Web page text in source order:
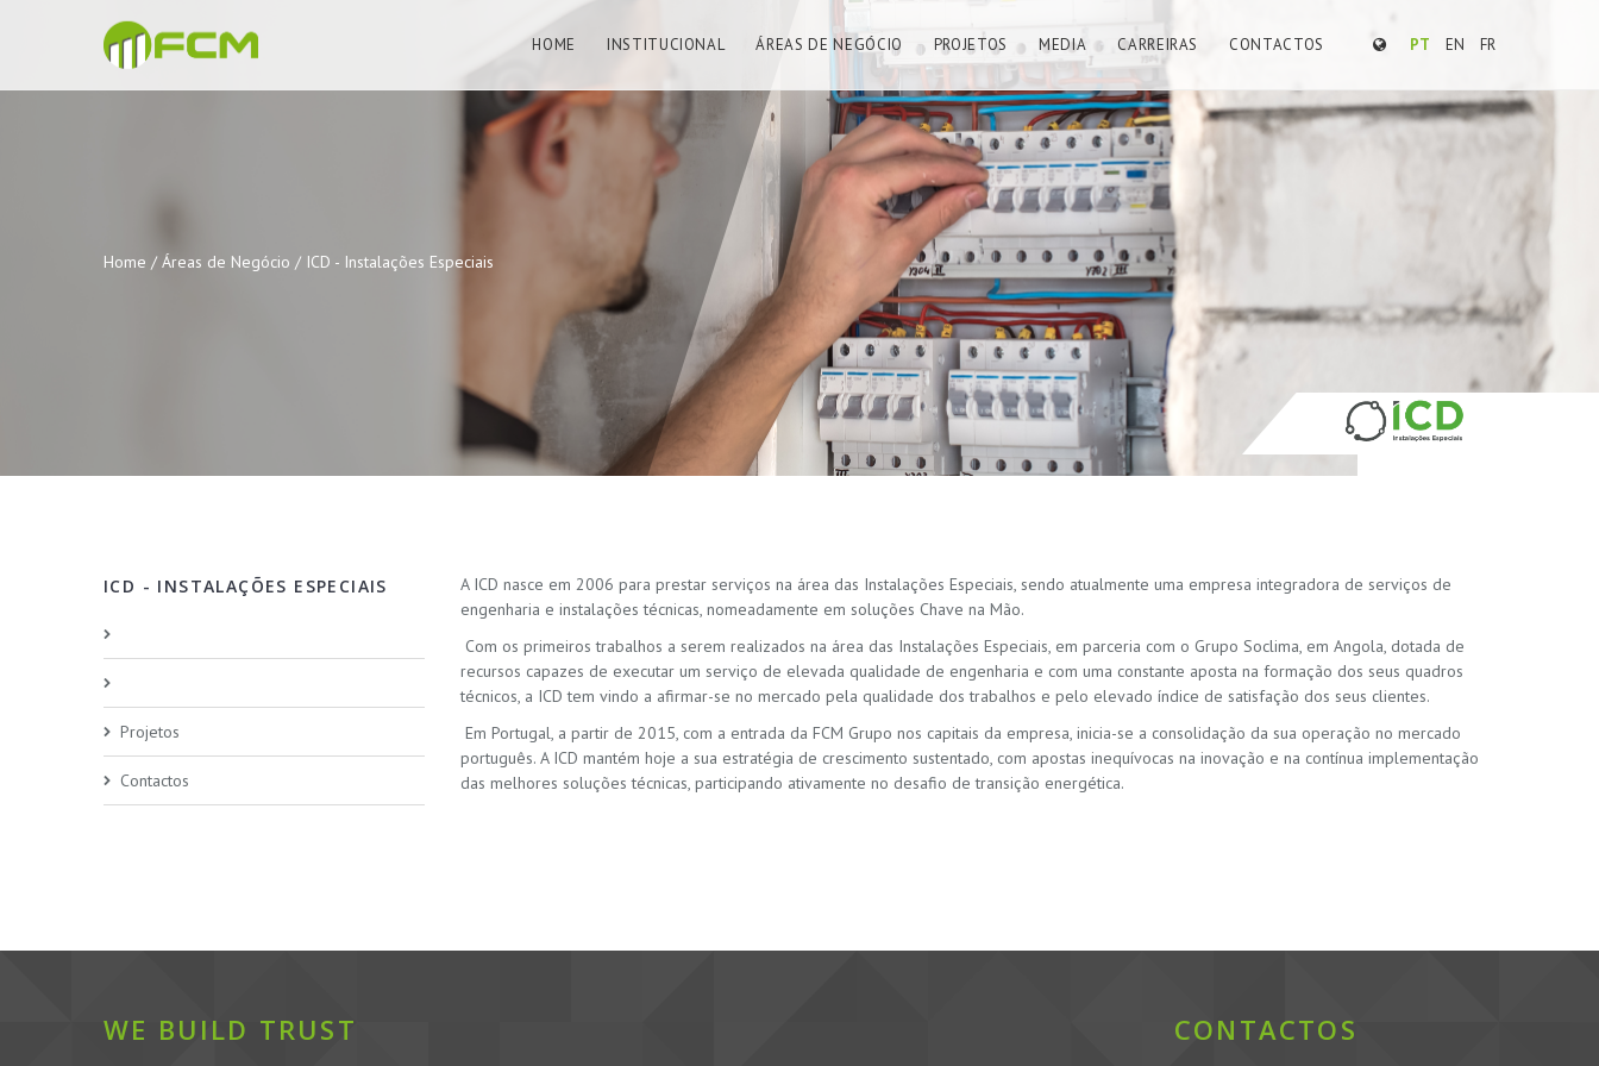
PT EN FR
HOME INSTITUCIONAL ÁREAS DE NEGÓCIO PROJETOS MEDIA CARREIRAS CONTACTOS
Home / Áreas de Negócio / ICD - Instalações Especiais
ICD - INSTALAÇÕES ESPECIAIS
Projetos
Contactos
A ICD nasce em 2006 para prestar serviços na área das Instalações Especiais, sendo atualmente uma empresa integradora de serviços de
engenharia e instalações técnicas, nomeadamente em soluções Chave na Mão.
Com os primeiros trabalhos a serem realizados na área das Instalações Especiais, em parceria com o Grupo Soclima, em Angola, dotada de
recursos capazes de executar um serviço de elevada qualidade de engenharia e com uma constante aposta na formação dos seus quadros
técnicos, a ICD tem vindo a afirmar-se no mercado pela qualidade dos trabalhos e pelo elevado índice de satisfação dos seus clientes.
Em Portugal, a partir de 2015, com a entrada da FCM Grupo nos capitais da empresa, inicia-se a consolidação da sua operação no mercado
português. A ICD mantém hoje a sua estratégia de crescimento sustentado, com apostas inequívocas na inovação e na contínua implementação
das melhores soluções técnicas, participando ativamente no desafio de transição energética.
WE BUILD TRUST CONTACTOS